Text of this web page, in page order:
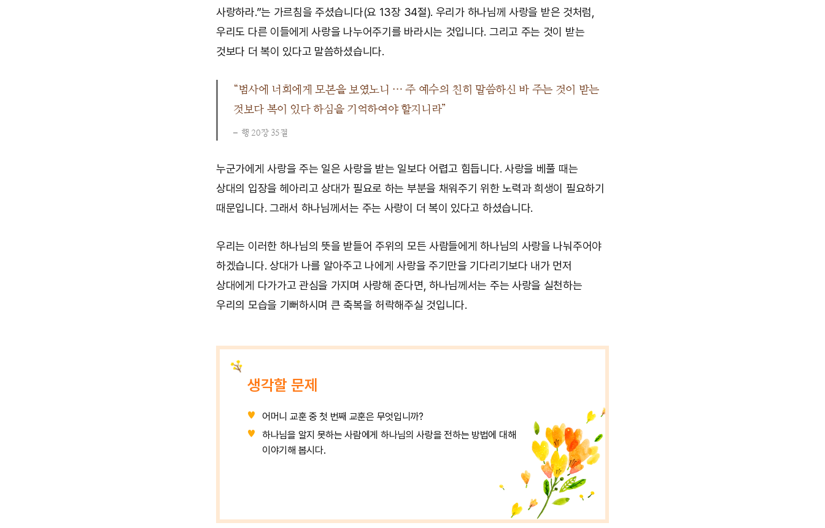
사랑하라.”는 가르침을 주셨습니다(요 13장 34절). 우리가 하나님께 사랑을 받은 것처럼,
우리도 다른 이들에게 사랑을 나누어주기를 바라시는 것입니다. 그리고 주는 것이 받는
것보다 더 복이 있다고 말씀하셨습니다.
“범사에 너희에게 모본을 보였노니 … 주 예수의 친히 말씀하신 바 주는 것이 받는
것보다 복이 있다 하심을 기억하여야 할지니라”
행 20장 35절
누군가에게 사랑을 주는 일은 사랑을 받는 일보다 어렵고 힘듭니다. 사랑을 베풀 때는
상대의 입장을 헤아리고 상대가 필요로 하는 부분을 채워주기 위한 노력과 희생이 필요하기
때문입니다. 그래서 하나님께서는 주는 사랑이 더 복이 있다고 하셨습니다.
우리는 이러한 하나님의 뜻을 받들어 주위의 모든 사람들에게 하나님의 사랑을 나눠주어야
하겠습니다. 상대가 나를 알아주고 나에게 사랑을 주기만을 기다리기보다 내가 먼저
상대에게 다가가고 관심을 가지며 사랑해 준다면, 하나님께서는 주는 사랑을 실천하는
우리의 모습을 기뻐하시며 큰 축복을 허락해주실 것입니다.
생각할 문제
어머니 교훈 중 첫 번째 교훈은 무엇입니까?
하나님을 알지 못하는 사람에게 하나님의 사랑을 전하는 방법에 대해
이야기해 봅시다.